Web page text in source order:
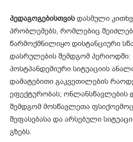
პედაგოგებისთვისდასმული
პრობლემებს, რომლებიც
წარმოქმნილიყო დისტანციური
დასრულების შემდგომ
პოსტპანდემიური სიტუაციის
დამატებითი გაკვეთილების
ეფექტურობას; ონლანსწავლების
შემდგომ მოსწავლეთა
შეფასებასა და არსებული
გზებს.